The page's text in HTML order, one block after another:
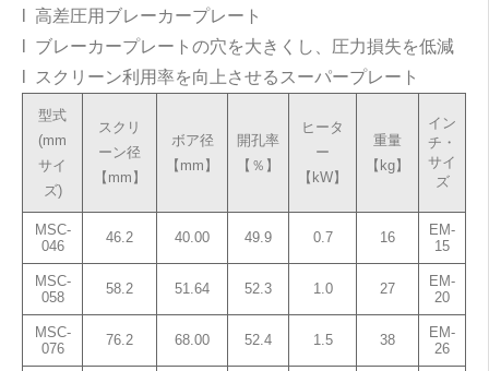
l 高差圧用ブレーカープレート
l ブレーカープレートの穴を大きくし、圧力損失を低減
l スクリーン利用率を向上させるスーパープレート
型式
(mm
サイ
ズ)
スクリ
ーン径
【mm】
ボア径
【mm】
開孔率
【％】
ヒータ
ー
【kW】
重量
【kg】
イン
チ・
サイ
ズ
MSC-
046
46.2 40.00 49.9 0.7 16
EM-
15
MSC-
058
58.2 51.64 52.3 1.0 27
EM-
20
MSC-
076
76.2 68.00 52.4 1.5 38
EM-
26